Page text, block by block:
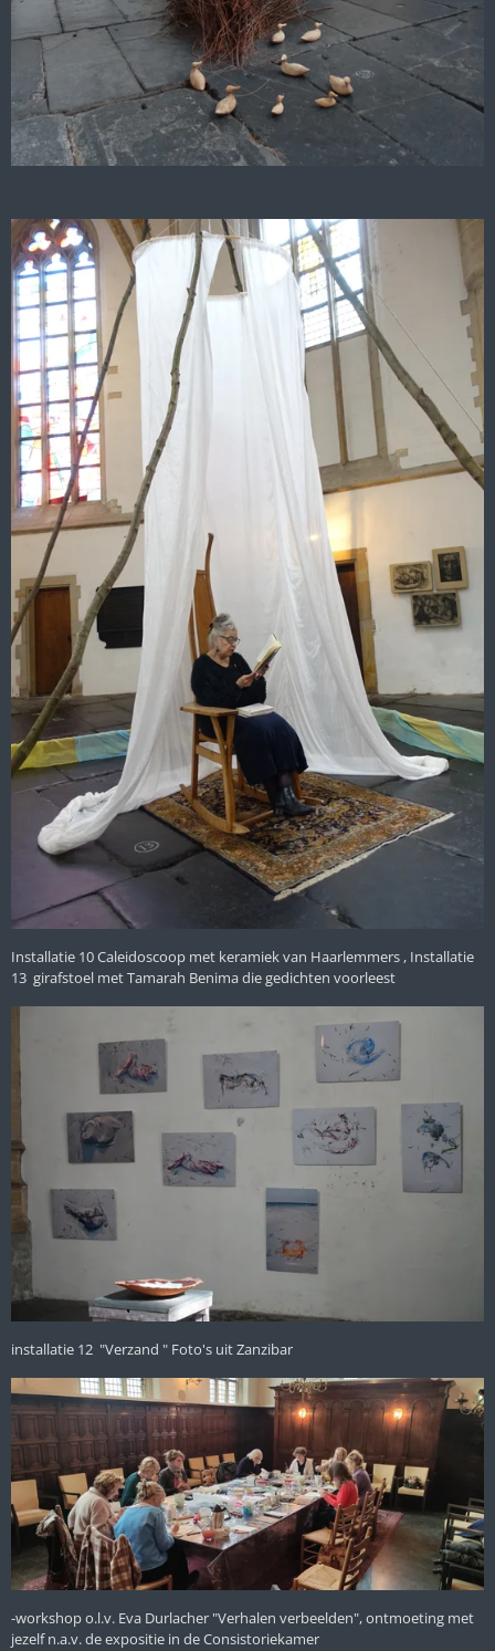
Installatie 10 Caleidoscoop met keramiek van Haarlemmers , Installatie
13 girafstoel met Tamarah Benima die gedichten voorleest
installatie 12 "Verzand " Foto's uit Zanzibar
-workshop o.l.v. Eva Durlacher "Verhalen verbeelden", ontmoeting met
jezelf n.a.v. de expositie in de Consistoriekamer